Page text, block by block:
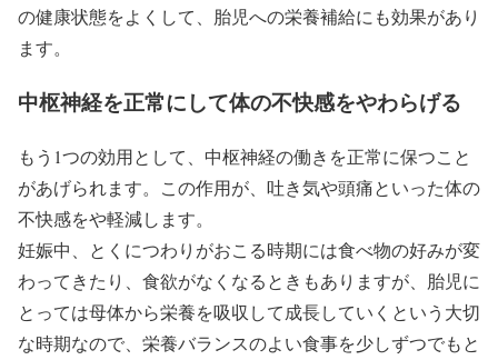
の健康状態をよくして、胎児への栄養補給にも効果があり
ます。
中枢神経を正常にして体の不快感をやわらげる
もう1つの効用として、中枢神経の働きを正常に保つこと
があげられます。この作用が、吐き気や頭痛といった体の
不快感をや軽減します。
妊娠中、とくにつわりがおこる時期には食べ物の好みが変
わってきたり、食欲がなくなるときもありますが、胎児に
とっては母体から栄養を吸収して成長していくという大切
な時期なので、栄養バランスのよい食事を少しずつでもと